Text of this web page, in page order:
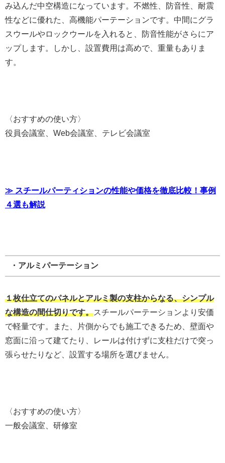
み込んだ中空構造になっています。不燃性、防音性、耐震
性などに優れた、高機能パーテーションです。中間にグラ
スウールやロックウールを入れると、防音性能がさらにア
ップします。しかし、設置費用は高めで、重量もありま
す。
〈おすすめの使い方〉
役員会議室、Web会議室、テレビ会議室
≫ スチールパーティションの性能や価格を徹底比較！事例
４選も解説
・アルミパーテーション
１枚仕立てのパネルとアルミ製の支柱からなる、シンプル
な構造の間仕切りです。スチールパーテーションより安価
で軽量です。また、片側からでも施工できるため、壁面や
窓面に沿って建てたり、レールは付けずに支柱だけで突っ
張らせたりなど、設置する場所を選びません。
〈おすすめの使い方〉
一般会議室、研修室